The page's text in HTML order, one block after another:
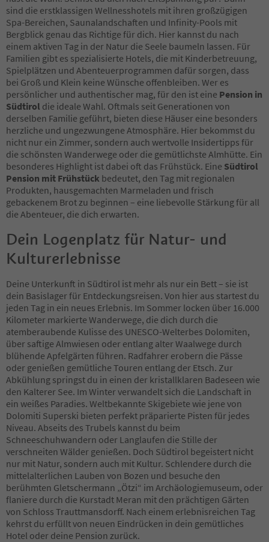
38
39
40
41
42
43
44
45
46
47
48
49
50
51
52
53
54
55
56
57
58
59
60
61
62
63
64
65
66
67
68
69
70
71
72
73
74
75
76
77
78
79
80
81
82
sind die erstklassigen Wellnesshotels mit ihren großzügigen
Spa-Bereichen, Saunalandschaften und Infinity-Pools mit
Bergblick genau das Richtige für dich. Hier kannst du nach
einem aktiven Tag in der Natur die Seele baumeln lassen. Für
Familien gibt es spezialisierte Hotels, die mit Kinderbetreuung,
Spielplätzen und Abenteuerprogrammen dafür sorgen, dass
bei Groß und Klein keine Wünsche offenbleiben. Wer es
persönlicher und authentischer mag, für den ist eine Pension in
Südtirol die ideale Wahl. Oftmals seit Generationen von
derselben Familie geführt, bieten diese Häuser eine besonders
herzliche und ungezwungene Atmosphäre. Hier bekommst du
nicht nur ein Zimmer, sondern auch wertvolle Insidertipps für
die schönsten Wanderwege oder die gemütlichste Almhütte. Ein
besonderes Highlight ist dabei oft das Frühstück. Eine Südtirol
Pension mit Frühstück bedeutet, den Tag mit regionalen
Produkten, hausgemachten Marmeladen und frisch
gebackenem Brot zu beginnen – eine liebevolle Stärkung für all
die Abenteuer, die dich erwarten.
Dein Logenplatz für Natur- und
Kulturerlebnisse
Deine Unterkunft in Südtirol ist mehr als nur ein Bett – sie ist
dein Basislager für Entdeckungsreisen. Von hier aus startest du
jeden Tag in ein neues Erlebnis. Im Sommer locken über 16.000
Kilometer markierte Wanderwege, die dich durch die
atemberaubende Kulisse des UNESCO-Welterbes Dolomiten,
über saftige Almwiesen oder entlang alter Waalwege durch
blühende Apfelgärten führen. Radfahrer erobern die Pässe
oder genießen gemütliche Touren entlang der Etsch. Zur
Abkühlung springst du in einen der kristallklaren Badeseen wie
den Kalterer See. Im Winter verwandelt sich die Landschaft in
ein weißes Paradies. Weltbekannte Skigebiete wie jene von
Dolomiti Superski bieten perfekt präparierte Pisten für jedes
Niveau. Abseits des Trubels kannst du beim
Schneeschuhwandern oder Langlaufen die Stille der
verschneiten Wälder genießen. Doch Südtirol begeistert nicht
nur mit Natur, sondern auch mit Kultur. Schlendere durch die
mittelalterlichen Lauben von Bozen und besuche den
berühmten Gletschermann „Ötzi“ im Archäologiemuseum, oder
flaniere durch die Kurstadt Meran mit den prächtigen Gärten
von Schloss Trauttmansdorff. Nach einem erlebnisreichen Tag
kehrst du erfüllt von neuen Eindrücken in dein gemütliches
Hotel oder deine Pension zurück.